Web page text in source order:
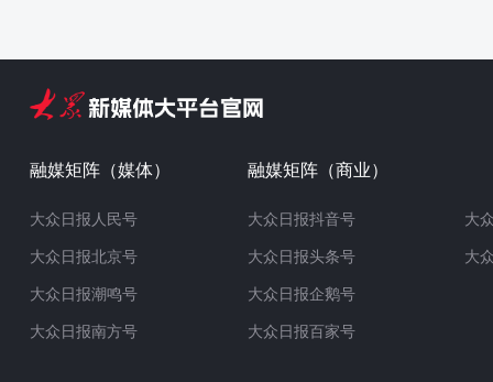
融媒矩阵（媒体）
大众日报人民号
大众日报北京号
大众日报潮鸣号
大众日报南方号
融媒矩阵（商业）
大众日报抖音号
大众日报头条号
大众日报企鹅号
大众日报百家号
大
大